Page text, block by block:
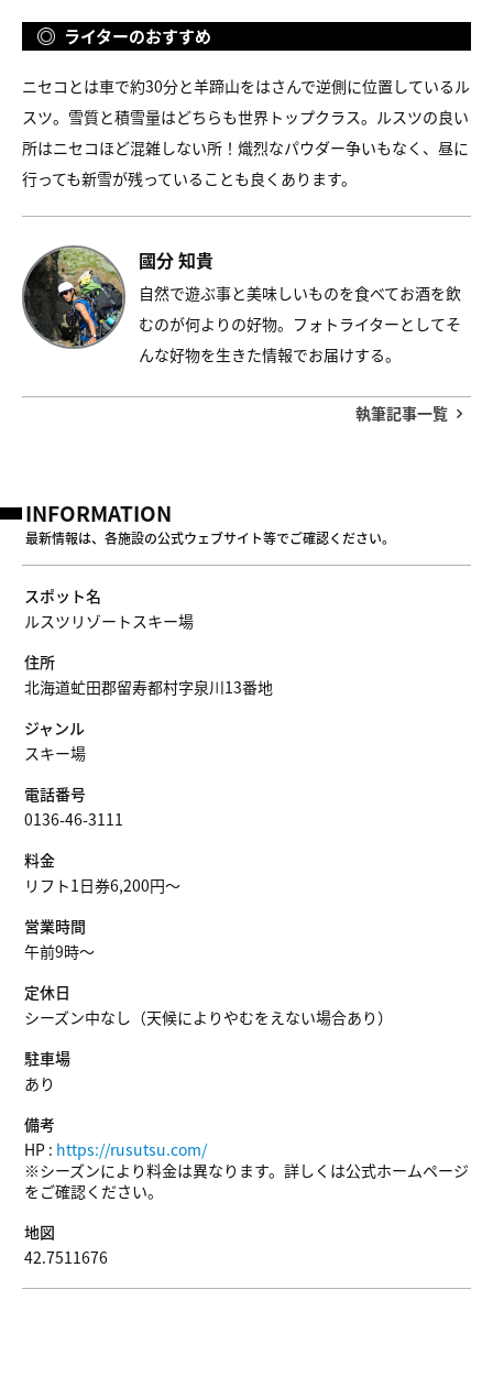
ライターのおすすめ
ニセコとは車で約30分と羊蹄山をはさんで逆側に位置しているル
スツ。雪質と積雪量はどちらも世界トップクラス。ルスツの良い
所はニセコほど混雑しない所！熾烈なパウダー争いもなく、昼に
行っても新雪が残っていることも良くあります。
國分 知貴
自然で遊ぶ事と美味しいものを食べてお酒を飲
むのが何よりの好物。フォトライターとしてそ
んな好物を生きた情報でお届けする。
執筆記事一覧
INFORMATION
最新情報は、各施設の公式ウェブサイト等でご確認ください。
スポット名
ルスツリゾートスキー場
住所
北海道虻田郡留寿都村字泉川13番地
ジャンル
スキー場
電話番号
0136-46-3111
料金
リフト1日券6,200円〜
営業時間
午前9時〜
定休日
シーズン中なし（天候によりやむをえない場合あり）
駐車場
あり
備考
HP : https://rusutsu.com/
※シーズンにより料金は異なります。詳しくは公式ホームページ
をご確認ください。
地図
42.7511676